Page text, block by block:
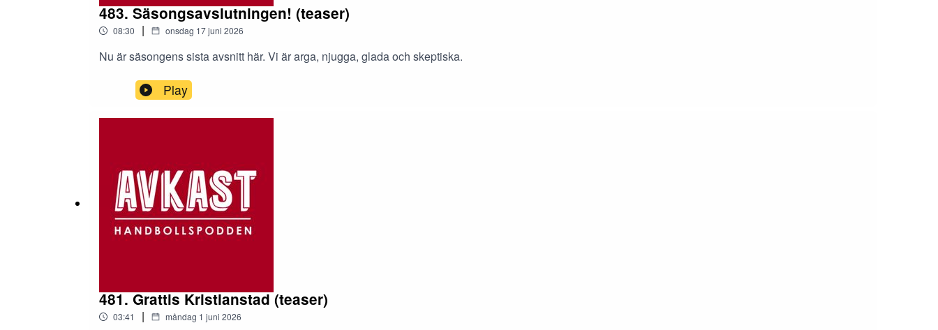
483. Säsongsavslutningen! (teaser)
08:30 | onsdag 17 juni 2026
Nu är säsongens sista avsnitt här. Vi är arga, njugga, glada och skeptiska.
Play
481. Grattis Kristianstad (teaser)
03:41 | måndag 1 juni 2026